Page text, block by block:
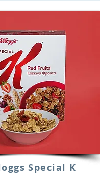
Special K